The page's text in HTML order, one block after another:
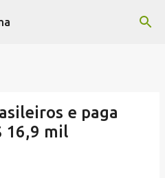
principal
e paga
16,9 mil